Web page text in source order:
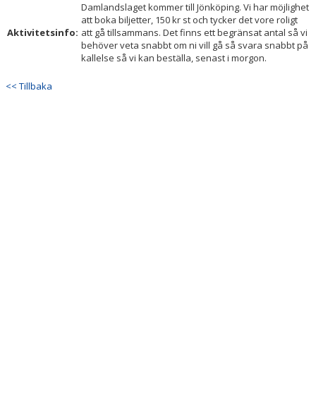
TRUPPEN
DOKUMENT
Aktivitetsinfo:
Damlandslaget kommer till Jönköping. Vi har möjlighet
att boka biljetter, 150 kr st och tycker det vore roligt
att gå tillsammans. Det finns ett begränsat antal så vi
behöver veta snabbt om ni vill gå så svara snabbt på
kallelse så vi kan beställa, senast i morgon.
<< Tillbaka